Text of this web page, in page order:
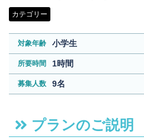
カテゴリー
対象年齢 小学生
所要時間 1時間
募集人数 9名
プランのご説明